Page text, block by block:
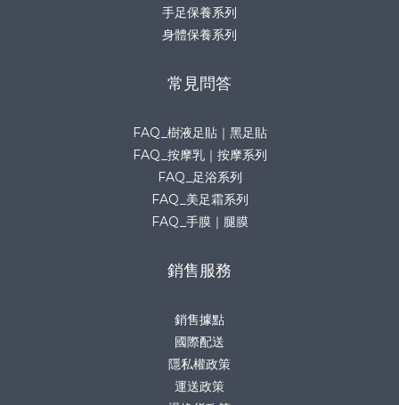
手足保養系列
身體保養系列
常見問答
FAQ_樹液足貼｜黑足貼
FAQ_按摩乳｜按摩系列
FAQ_足浴系列
FAQ_美足霜系列
FAQ_手膜｜腿膜
銷售服務
銷售據點
國際配送
隱私權政策
運送政策